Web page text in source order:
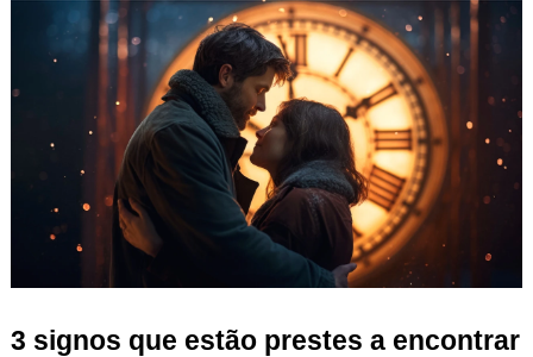
3 signos que estão prestes a encontrar